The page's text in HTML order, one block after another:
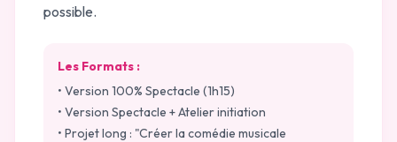
possible.
Les Formats :
• Version 100% Spectacle (1h15)
• Version Spectacle + Atelier initiation
• Projet long : "Créer la comédie musicale